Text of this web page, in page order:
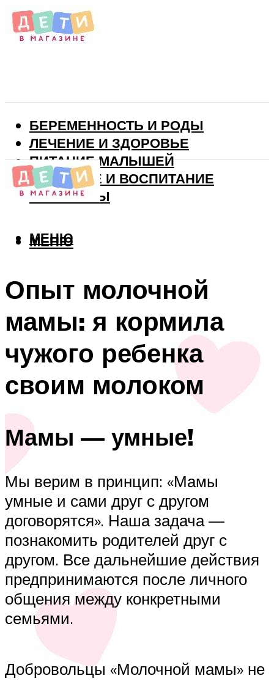
БЕРЕМЕННОСТЬ И РОДЫ
ЛЕЧЕНИЕ И ЗДОРОВЬЕ
ПИТАНИЕ МАЛЫШЕЙ
РАЗВИТИЕ И ВОСПИТАНИЕ
ВИТАМИНЫ
МЕНЮ
МЕНЮ
Опыт молочной
мамы: я кормила
чужого ребенка
своим молоком
Мамы — умные!
Мы верим в принцип: «Мамы
умные и сами друг с другом
договорятся». Наша задача —
познакомить родителей друг с
другом. Все дальнейшие действия
предпринимаются после личного
общения между конкретными
семьями.
Добровольцы «Молочной мамы» не